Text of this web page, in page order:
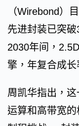
（Wirebond）
先进封装已突
2030年间，
擎，年复合成长
周凯华指出，
运算和高带宽